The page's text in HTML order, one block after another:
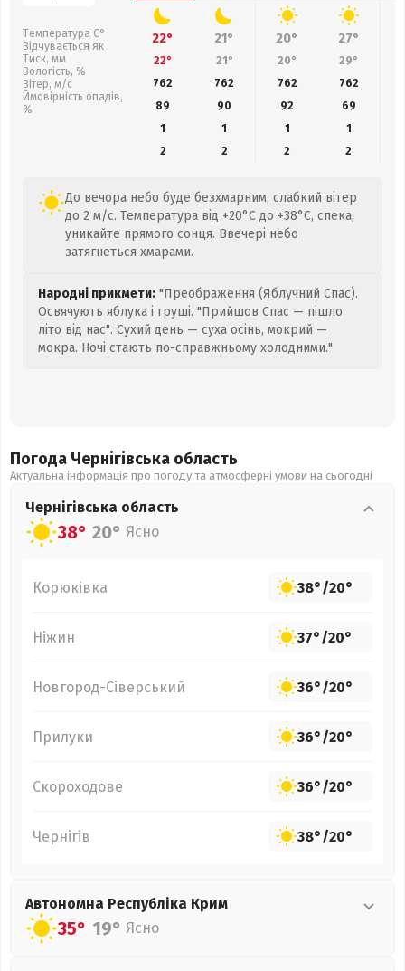
Температура С°
Відчувається як
Тиск, мм
Вологість, %
Вітер, м/с
Ймовірність опадів,
%
22° 21° 20° 27°
22° 21° 20° 29°
762
762 762 762
89
90 92 69
1
1 1
1
2
2 2 2
До вечора небо буде безхмарним, слабкий вітер
до 2 м/с. Температура від +20°C до +38°C, спека,
уникайте прямого сонця. Ввечері небо
затягнеться хмарами.
Народні прикмети: "Преображення (Яблучний Спас).
Освячують яблука і груші. "Прийшов Спас — пішло
літо від нас". Сухий день — суха осінь, мокрий —
мокра. Ночі стають по-справжньому холодними."
Погода Чернігівська область
Актуальна інформація про погоду та атмосферні умови на сьогодні
Чернігівська область
38° 20° Ясно
Корюківка 38°/20°
Ніжин 37°/20°
Новгород-Сіверський 36°/20°
Прилуки 36°/20°
Скороходове 36°/20°
Чернігів 38°/20°
Автономна Республіка Крим
35° 19° Ясно